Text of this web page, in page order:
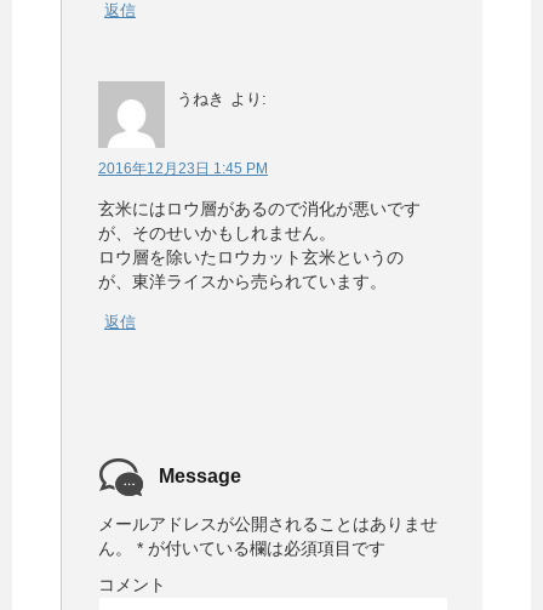
返信
うねき より:
2016年12月23日 1:45 PM
玄米にはロウ層があるので消化が悪いです
が、そのせいかもしれません。
ロウ層を除いたロウカット玄米というの
が、東洋ライスから売られています。
返信
Message
メールアドレスが公開されることはありませ
ん。
* が付いている欄は必須項目です
コメント